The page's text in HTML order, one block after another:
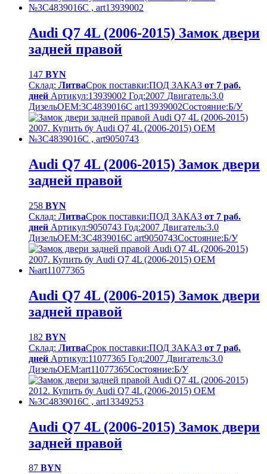
Audi Q7 4L (2006-2015) Замок двери
задней правой
147 BYN
Склад: ЛитваСрок поставки:ПОД ЗАКАЗ от 7 раб.
дней Артикул:13939002 Год:2007 Двигатель:3.0
ДизельOEM:3C4839016C art13939002Cостояние:Б/У
Audi Q7 4L (2006-2015) Замок двери
задней правой
258 BYN
Склад: ЛитваСрок поставки:ПОД ЗАКАЗ от 7 раб.
дней Артикул:9050743 Год:2007 Двигатель:3.0
ДизельOEM:3C4839016C art9050743Cостояние:Б/У
Audi Q7 4L (2006-2015) Замок двери
задней правой
182 BYN
Склад: ЛитваСрок поставки:ПОД ЗАКАЗ от 7 раб.
дней Артикул:11077365 Год:2007 Двигатель:3.0
ДизельOEM:art11077365Cостояние:Б/У
Audi Q7 4L (2006-2015) Замок двери
задней правой
87 BYN